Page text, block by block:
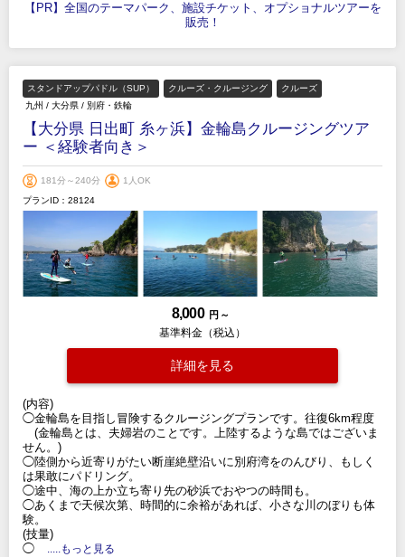
【PR】全国のテーマパーク、施設チケット、オプショナルツアーを
販売！
スタンドアップパドル（SUP） クルーズ・クルージング
クルーズ
九州 / 大分県 / 別府・鉄輪
【大分県 日出町 糸ヶ浜】金輪島クルージングツア
ー ＜経験者向き＞
181分～240分
1人OK
プランID：28124
8,000 円 ～
基準料金（税込）
詳細を見る
(内容)
◯金輪島を目指し冒険するクルージングプランです。往復6km程度
(金輪島とは、夫婦岩のことです。上陸するような島ではございま
せん。)
◯陸側から近寄りがたい断崖絶壁沿いに別府湾をのんびり、もしく
は果敢にパドリング。
◯途中、海の上か立ち寄り先の砂浜でおやつの時間も。
◯あくまで天候次第、時間的に余裕があれば、小さな川のぼりも体
験。
(技量)
◯
.....もっと見る